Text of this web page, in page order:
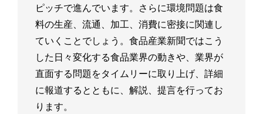
ピッチで進んでいます。さらに環境問題は食
料の生産、流通、加工、消費に密接に関連し
ていくことでしょう。食品産業新聞ではこう
した日々変化する食品業界の動きや、業界が
直面する問題をタイムリーに取り上げ、詳細
に報道するとともに、解説、提言を行ってお
ります。